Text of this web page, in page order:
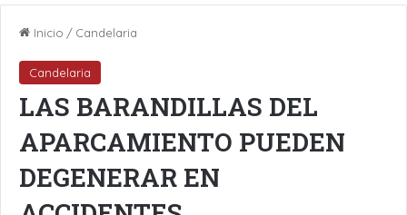
Inicio / Candelaria
Candelaria
LAS BARANDILLAS DEL
APARCAMIENTO PUEDEN
DEGENERAR EN